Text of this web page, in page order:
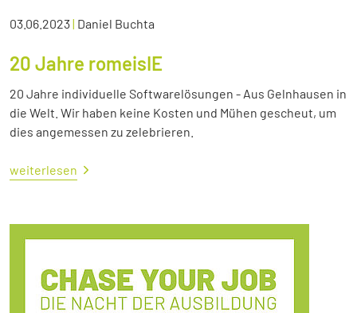
03.06.2023| Daniel Buchta
20 Jahre romeisIE
20 Jahre individuelle Softwarelösungen - Aus Gelnhausen in
die Welt. Wir haben keine Kosten und Mühen gescheut, um
dies angemessen zu zelebrieren.
weiterlesen